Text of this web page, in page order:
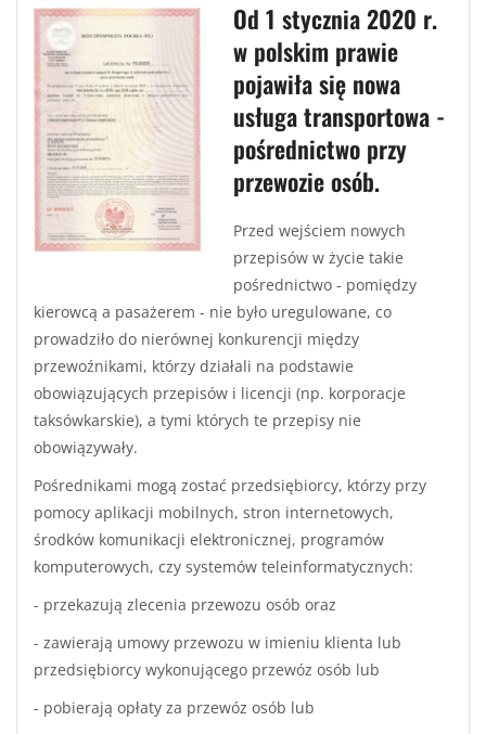
Od 1 stycznia 2020 r.
w polskim prawie
pojawiła się nowa
usługa transportowa -
pośrednictwo przy
przewozie osób.
Przed wejściem nowych
przepisów w życie takie
pośrednictwo - pomiędzy
kierowcą a pasażerem - nie było uregulowane, co
prowadziło do nierównej konkurencji między
przewoźnikami, którzy działali na podstawie
obowiązujących przepisów i licencji (np. korporacje
taksówkarskie), a tymi których te przepisy nie
obowiązywały.
Pośrednikami mogą zostać przedsiębiorcy, którzy przy
pomocy aplikacji mobilnych, stron internetowych,
środków komunikacji elektronicznej, programów
komputerowych, czy systemów teleinformatycznych:
- przekazują zlecenia przewozu osób oraz
- zawierają umowy przewozu w imieniu klienta lub
przedsiębiorcy wykonującego przewóz osób lub
- pobierają opłaty za przewóz osób lub